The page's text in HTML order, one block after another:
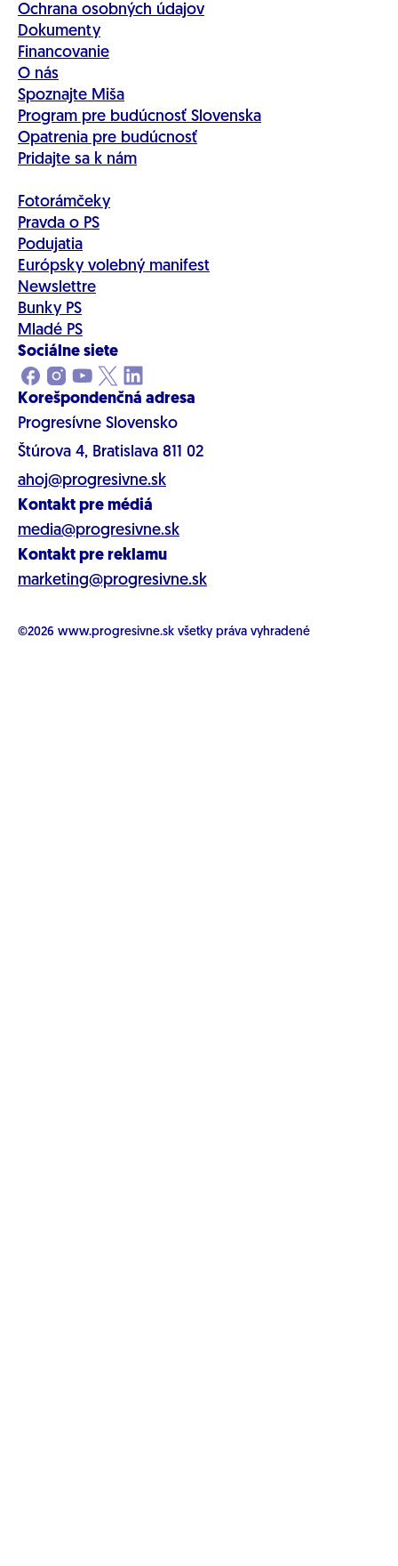
Ochrana osobných údajov
Dokumenty
Financovanie
O nás
Spoznajte Miša
Program pre budúcnosť Slovenska
Opatrenia pre budúcnosť
Pridajte sa k nám
Fotorámčeky
Pravda o PS
Podujatia
Európsky volebný manifest
Newslettre
Bunky PS
Mladé PS
Sociálne siete
Korešpondenčná adresa
Progresívne Slovensko
Štúrova 4, Bratislava 811 02
ahoj@progresivne.sk
Kontakt pre médiá
media@progresivne.sk
Kontakt pre reklamu
marketing@progresivne.sk
©2026 www.progresivne.sk všetky práva vyhradené